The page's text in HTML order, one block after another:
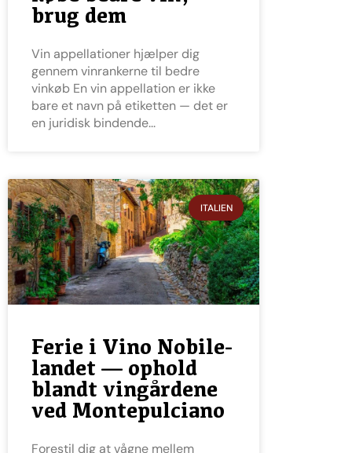
brug dem
Vin appellationer hjælper dig
gennem vinrankerne til bedre
vinkøb En vin appellation er ikke
bare et navn på etiketten — det er
en juridisk bindende
ITALIEN
Ferie i Vino Nobile-
landet — ophold
blandt vingårdene
ved Montepulciano
Forestil dig at vågne mellem